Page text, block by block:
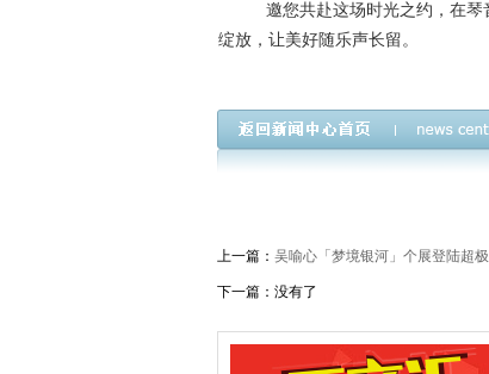
邀您共赴这场时光之约，在琴
绽放，让美好随乐声长留。
上一篇： 吴喻心「梦境银河」个展登陆超
下一篇：没有了